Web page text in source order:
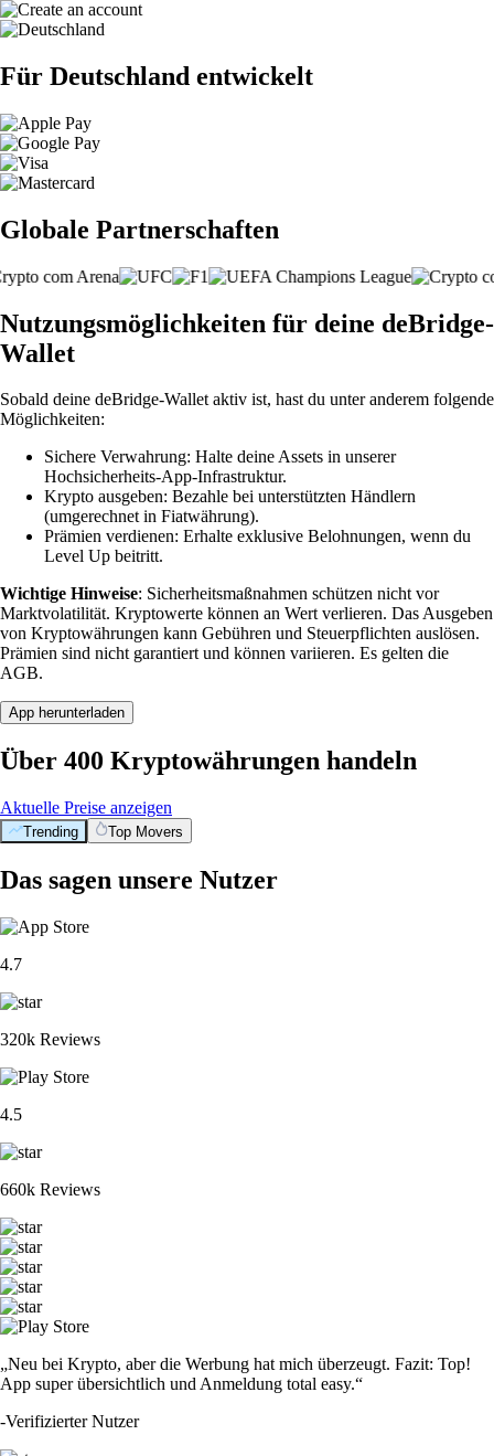
Für Deutschland entwickelt
Globale Partnerschaften
Nutzungsmöglichkeiten für deine deBridge-
Wallet
Sobald deine deBridge-Wallet aktiv ist, hast du unter anderem folgende
Möglichkeiten:
Sichere Verwahrung: Halte deine Assets in unserer
Hochsicherheits-App-Infrastruktur.
Krypto ausgeben: Bezahle bei unterstützten Händlern
(umgerechnet in Fiatwährung).
Prämien verdienen: Erhalte exklusive Belohnungen, wenn du
Level Up beitritt.
Wichtige Hinweise: Sicherheitsmaßnahmen schützen nicht vor
Marktvolatilität. Kryptowerte können an Wert verlieren. Das Ausgeben
von Kryptowährungen kann Gebühren und Steuerpflichten auslösen.
Prämien sind nicht garantiert und können variieren. Es gelten die
AGB.
App herunterladen
Über 400 Kryptowährungen handeln
Aktuelle Preise anzeigen
Trending Top Movers
Das sagen unsere Nutzer
4.7
320k Reviews
4.5
660k Reviews
„Neu bei Krypto, aber die Werbung hat mich überzeugt. Fazit: Top!
App super übersichtlich und Anmeldung total easy.“
-Verifizierter Nutzer